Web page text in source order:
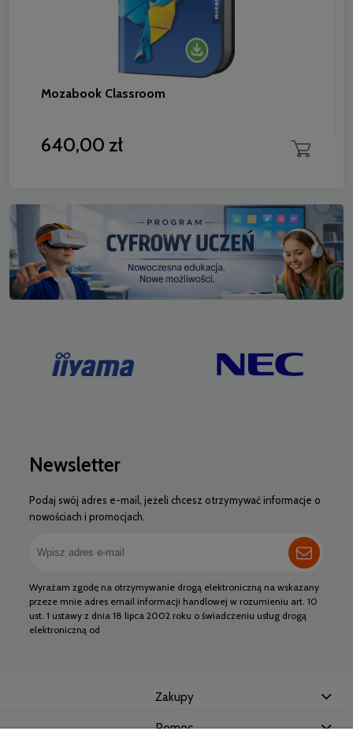
Mozabook Classroom
640,00 zł
Newsletter
Podaj swój adres e-mail, jeżeli chcesz otrzymywać informacje o
nowościach i promocjach.
Wyrażam zgodę na otrzymywanie drogą elektroniczną na wskazany
przeze mnie adres email informacji handlowej w rozumieniu art. 10
ust. 1 ustawy z dnia 18 lipca 2002 roku o świadczeniu usług drogą
elektroniczną od
Zakupy
Pomoc